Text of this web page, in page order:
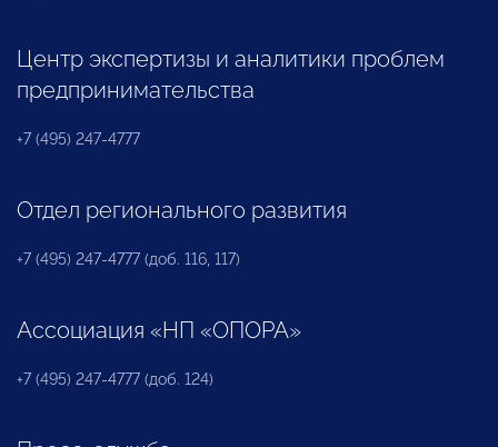
Центр экспертизы и аналитики проблем
предпринимательства
+7 (495) 247-4777
Отдел регионального развития
+7 (495) 247-4777 (доб. 116, 117)
Ассоциация «НП «ОПОРА»
+7 (495) 247-4777 (доб. 124)